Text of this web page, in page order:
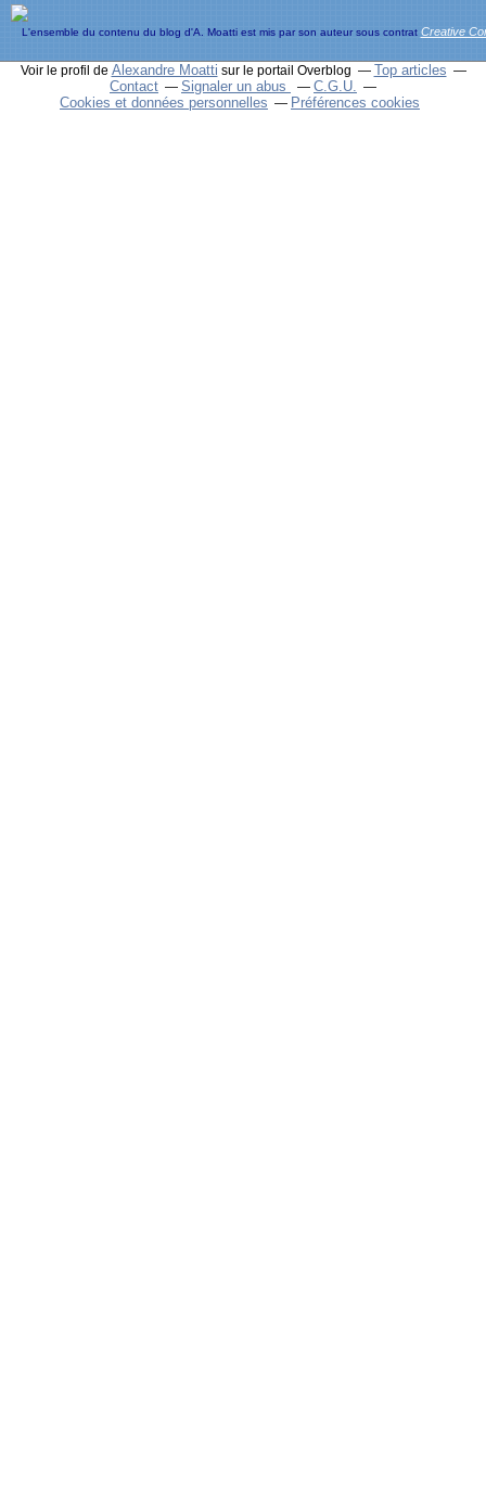
L'ensemble du contenu du blog d'A. Moatti est mis par son auteur sous contrat Creative
Voir le profil de Alexandre Moatti sur le portail Overblog
Top articles
Contact
Signaler un abus
C.G.U.
Cookies et données personnelles
Préférences cookies